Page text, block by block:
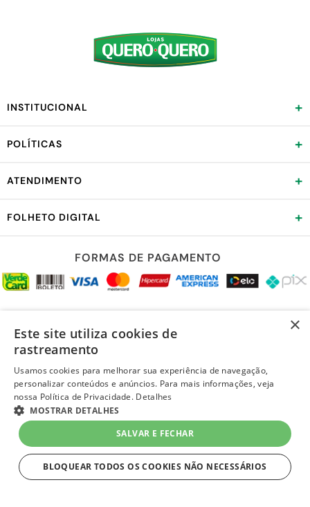
R$ 70,99 no Pix -5%
ou R$ 74,99 em
sem juros
no Cartão Quero-Quero
+
-
1Unidade=R$ 74,99
INSTITUCIONAL +
POLÍTICAS +
ATENDIMENTO +
FOLHETO DIGITAL +
FORMAS DE PAGAMENTO
LOJA SEGURA
×
Este site utiliza cookies de
rastreamento
Usamos cookies para melhorar sua experiência de navegação,
personalizar conteúdos e anúncios. Para mais informações, veja
nossa Política de Privacidade. Detalhes
MOSTRAR DETALHES
SALVAR E FECHAR
BLOQUEAR TODOS OS COOKIES NÃO NECESSÁRIOS